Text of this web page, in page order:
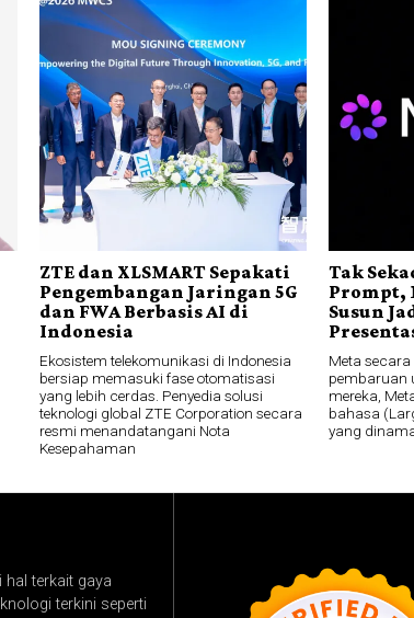
ZTE dan XLSMART Sepakati
Pengembangan Jaringan 5G
dan FWA Berbasis AI di
Indonesia
Ekosistem telekomunikasi di Indonesia
bersiap memasuki fase otomatisasi
yang lebih cerdas. Penyedia solusi
teknologi global ZTE Corporation secara
resmi menandatangani Nota
Kesepahaman
Tak
Prompt,
Susun
Meta
pembaruan
mereka,
bahasa
yang
terkait gaya
terkini seperti